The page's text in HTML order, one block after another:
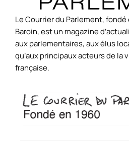
Le Courrier du Parlement, fondé
Baroin, est un magazine
aux parlementaires, aux élus
qu’aux principaux acteurs de la
française.